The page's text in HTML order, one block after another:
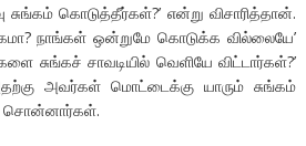
கொடுத்தீர்கள்?’ என்று விசாரித்தான்.
நாங்கள் ஒன்றுமே கொடுக்க வில்லையே’
சுங்கச் சாவடியில் வெளியே விட்டார்கள்?’
அவர்கள் மொட்டைக்கு யாரும் சுங்கம்
சொன்னார்கள்.